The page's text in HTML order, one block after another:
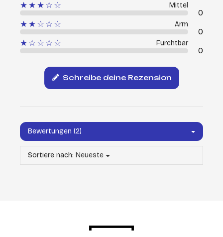
★★★☆☆
Mittel
0
★★☆☆☆
Arm
0
★☆☆☆☆
Furchtbar
0
Schreibe deine Rezension
Bewertungen (2)
Sortiere nach: Neueste